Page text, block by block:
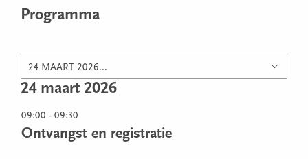
Programma
24 MAART 2026...
24 maart 2026
09:00 - 09:30
Ontvangst en registratie